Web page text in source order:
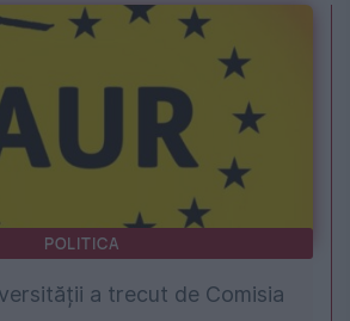
POLITICA
a trecut de Comisia